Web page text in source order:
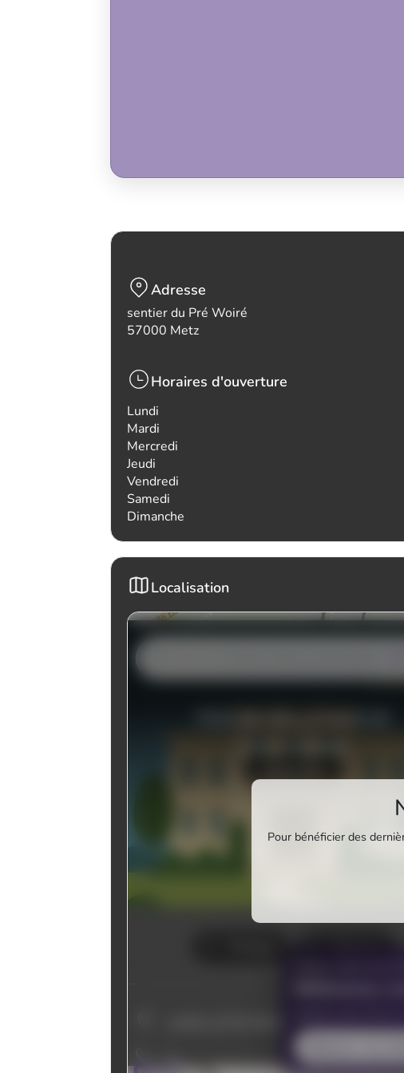
Adresse
sentier du Pré Woiré
57000 Metz
Horaires d'ouverture
Lundi
Mardi
Mercredi
Jeudi
Vendredi
Samedi
Dimanche
Localisation